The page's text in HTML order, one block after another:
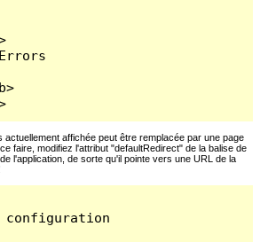
actuellement affichée peut être remplacée par une page
faire, modifiez l'attribut "defaultRedirect" de la balise de
l'application, de sorte qu'il pointe vers une URL de la